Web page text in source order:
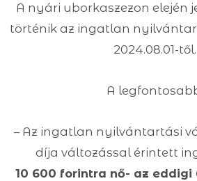
A nyári uborkaszezon elején
történik az ingatlan
2024.08.01-től.
A
– Az ingatlan nyilvántartási
díja változással érintett
10 600 forintra nő- az eddigi